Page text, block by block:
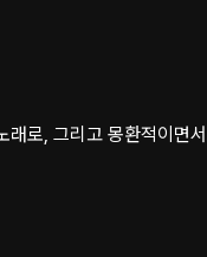
로, 그리고 몽환적이